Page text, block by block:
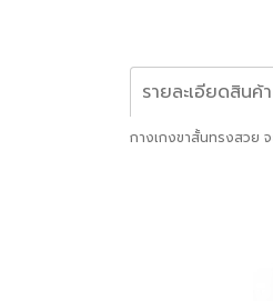
รายละเอียดสินค้า
กางเกงขาสั้นทรงสวย